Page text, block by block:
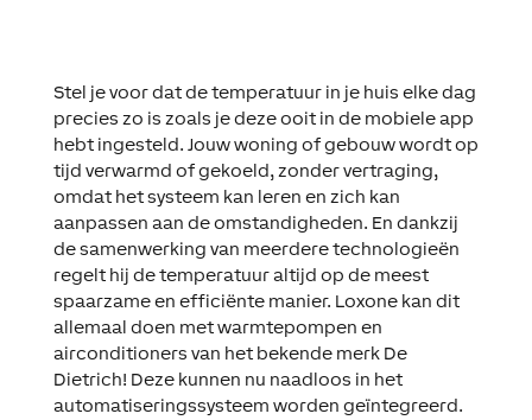
Stel je voor dat de temperatuur in je huis elke dag
precies zo is zoals je deze ooit in de mobiele app
hebt ingesteld. Jouw woning of gebouw wordt op
tijd verwarmd of gekoeld, zonder vertraging,
omdat het systeem kan leren en zich kan
aanpassen aan de omstandigheden. En dankzij
de samenwerking van meerdere technologieën
regelt hij de temperatuur altijd op de meest
spaarzame en efficiënte manier. Loxone kan dit
allemaal doen met warmtepompen en
airconditioners van het bekende merk De
Dietrich! Deze kunnen nu naadloos in het
automatiseringssysteem worden geïntegreerd.